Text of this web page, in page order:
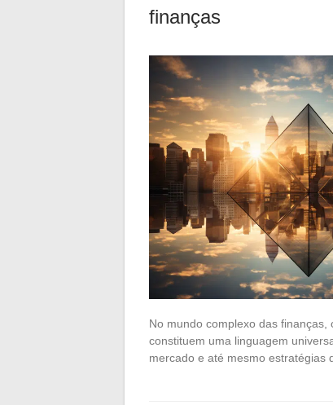
finanças
No mundo complexo das
constituem uma linguagem
mercado e até mesmo